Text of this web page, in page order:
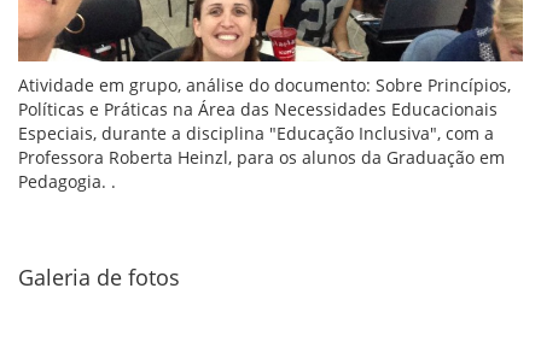
Atividade em grupo, análise do documento: Sobre Princípios,
Políticas e Práticas na Área das Necessidades Educacionais
Especiais, durante a disciplina "Educação Inclusiva", com a
Professora Roberta Heinzl, para os alunos da Graduação em
Pedagogia. .
Galeria de fotos